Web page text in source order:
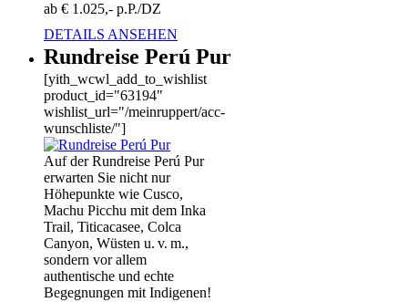
ab € 1.025,- p.P./DZ
DETAILS ANSEHEN
Rundreise Perú Pur
[yith_wcwl_add_to_wishlist
product_id="63194"
wishlist_url="/meinruppert/acc-
wunschliste/"]
Auf der Rundreise Perú Pur
erwarten Sie nicht nur
Höhepunkte wie Cusco,
Machu Picchu mit dem Inka
Trail, Titicacasee, Colca
Canyon, Wüsten u. v. m.,
sondern vor allem
authentische und echte
Begegnungen mit Indigenen!